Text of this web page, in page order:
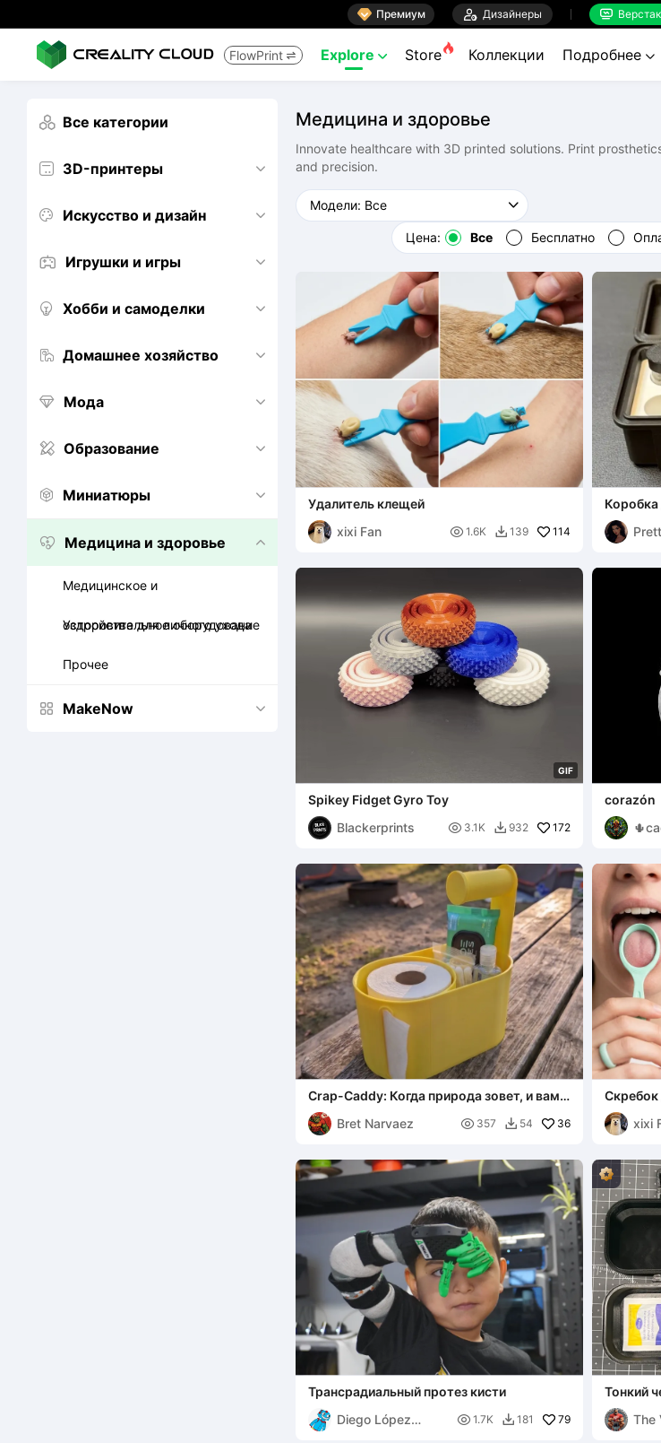
 Премиум  Дизайнеры  Верстак
FlowPrint  Explore  Store Коллекции Подробнее 
 Все категории
 3D-принтеры 
 Искусство и дизайн 
 Игрушки и игры 
 Хобби и самоделки 
 Домашнее хозяйство 
 Мода 
 Образование 
 Миниатюры 
 Медицина и здоровье 
Медицинское и
оздоровительное оборудование
Устройства для личного ухода
Прочее
 MakeNow 
Медицина и здоровье
Innovate healthcare with 3D printed solutions. Print
and precision.
Цена: Все Бесплатно
Удалитель клещей
xixi Fan
 1.6K  139 114
Коробка
шт. (без
GIF
Spikey Fidget Gyro Toy
Blackerprints
 3.1K  932 172
corazón
Crap-Caddy: Когда природа зовет, и вам
лучше откликнуться
Bret Narvaez
 357  54 36
Скребок
xixi
Трансрадиальный протез кисти
Diego López
 1.7K  181 79
Тонкий
футлярThe